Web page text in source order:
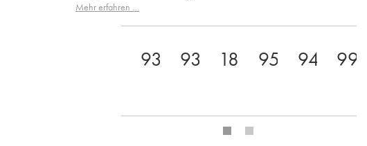
Mehr erfahren …
93 93 18 95 94 99